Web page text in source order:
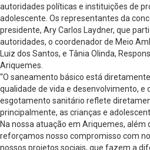
autoridades políticas e instituições de
adolescente. Os representantes da
presidente, Ary Carlos Laydner, que
autoridades, o coordenador de Meio
Luiz dos Santos, e Tânia Olinda,
Ariquemes.
“O saneamento básico está
qualidade de vida e desenvolvimento, e
esgotamento sanitário reflete
principalmente, as crianças e
Na nossa atuação em Ariquemes,
reforçamos nosso compromisso com
nossos projetos sociais, que fazem a